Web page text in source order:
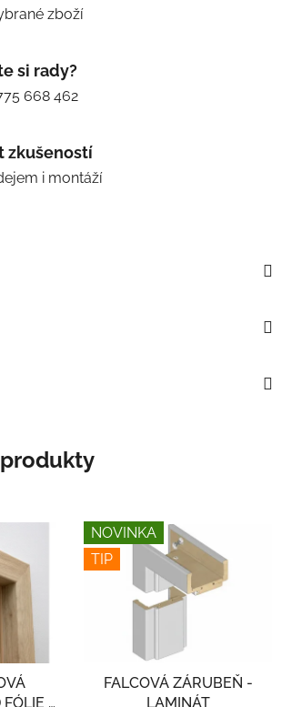
zboží
si rady?
668 462
zkušeností
i montáží
A
NOVINKA
TIP
FALCOVÁ ZÁRUBEŇ -
LAMINÁT